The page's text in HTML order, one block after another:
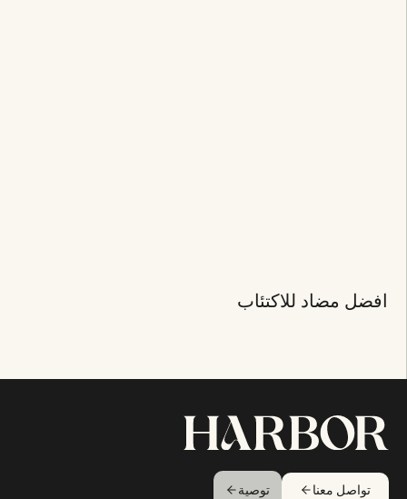
افضل مضاد للاكتئاب
تواصل معنا توصية